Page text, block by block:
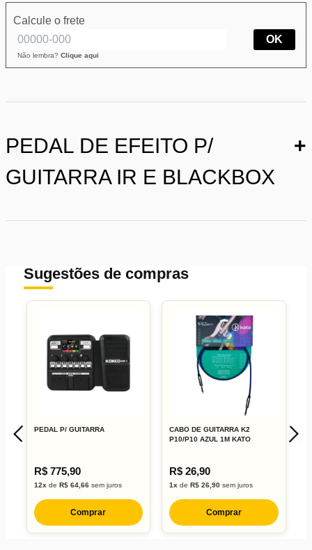
Calcule o frete
Não lembra? Clique aqui
OK
PEDAL DE EFEITO P/
GUITARRA IR E BLACKBOX
+
80 presets editáveis
6 módulos independentes de efeitos
20 slots de IR gabinete
(IRCAB)
Sugestões de compras
PEDAL P/ GUITARRA
R$ 775,90
12x de R$ 64,66sem juros
Comprar
CABO DE GUITARRA K2
P10/P10 AZUL 1M KATO
R$ 26,90
1x deR$ 26,90 sem juros
Comprar